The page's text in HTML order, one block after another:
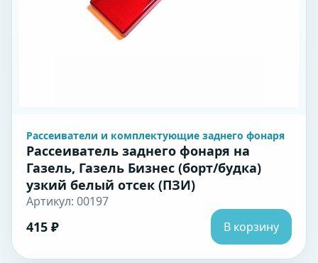
Рассеиватели и комплектующие заднего фонаря
Рассеиватель заднего фонаря на
Газель, Газель Бизнес (борт/будка)
узкий белый отсек (ПЗИ)
Артикул: 00197
415 ₽ В корзину